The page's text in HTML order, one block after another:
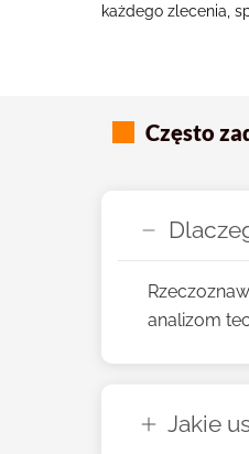
każdego zlecenia,
Często
analizom
Jakie